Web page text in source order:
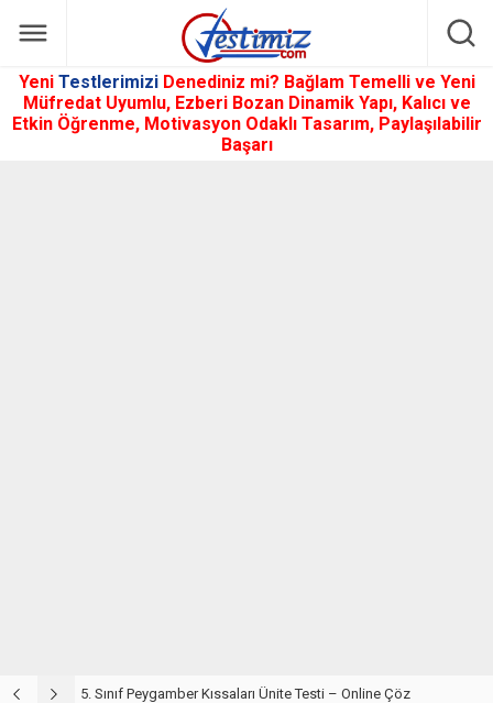
Yeni Testlerimizi Denediniz mi? Bağlam Temelli ve Yeni
Müfredat Uyumlu, Ezberi Bozan Dinamik Yapı, Kalıcı ve
Etkin Öğrenme, Motivasyon Odaklı Tasarım, Paylaşılabilir
Başarı
5. Sınıf Peygamber Kıssaları Ünite Testi – Online Çöz